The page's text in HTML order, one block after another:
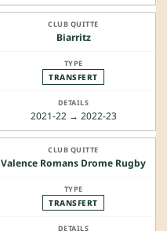
Biarritz
TRANSFERT
2021-22 → 2022-23
Valence Romans Drome Rugby
TRANSFERT